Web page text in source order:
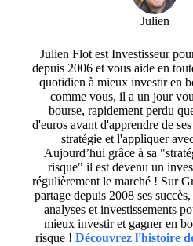
Julien
Julien Flot est Investisseur
depuis 2006 et vous aide en
quotidien à mieux investir en
comme vous, il a un jour
bourse, rapidement perdu
d'euros avant d'apprendre de
stratégie et l'appliquer
Aujourd’hui grâce à sa
risque" il est devenu un
régulièrement le marché ! Sur
partage depuis 2008 ses
analyses et investissements
mieux investir et gagner en
risque ! Découvrez l'histoire